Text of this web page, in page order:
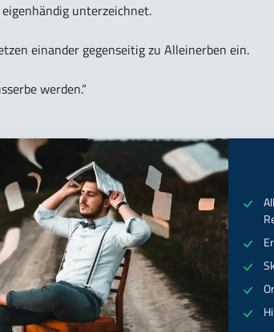
eigenhändig unterzeichnet.
einander gegenseitig zu Alleinerben ein.
werden.“